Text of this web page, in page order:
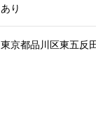
あり
東京都品川区東五反